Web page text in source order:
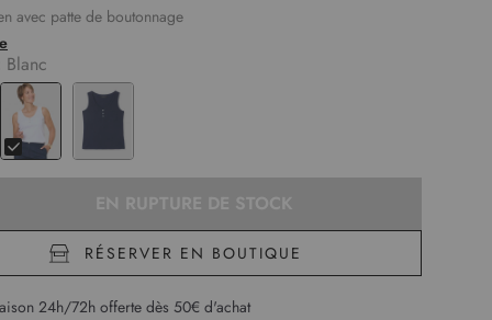
avec patte de boutonnage
poitrine
et doux
1,75m et porte une taille 1
: 60 cm pour la première taille
Blanc
RÉSERVER EN BOUTIQUE
24h/72h offerte dès 50€ d'achat